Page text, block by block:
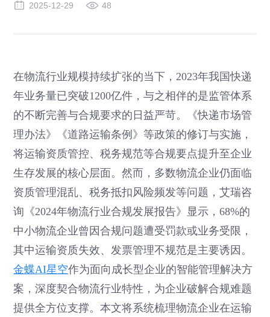
2025-12-29 48
在物流行业规模持续扩张的当下，2023年我国快递
年业务量已突破1200亿件，与之相伴的是监管体系
的不断完善与合规要求的日益严苛。《快递市场管
理办法》《道路运输条例》等政策的修订与实施，
将运输资质管控、税务规范等合规要点提升至企业
生存发展的核心层面。然而，多数物流企业仍面临
资质管理混乱、税务抵扣风险频发等问题，艾瑞咨
询《2024年物流行业合规发展报告》显示，68%的
中小物流企业曾因合规问题遭受罚款或业务受限，
其中运输资质失效、发票管理不规范是主要诱因。
金蝶AI星空作为面向成长型企业的智能管理解决方
案，深度契合物流行业特性，为企业破解合规难题
提供全方位支撑。本文将系统梳理物流企业在运输